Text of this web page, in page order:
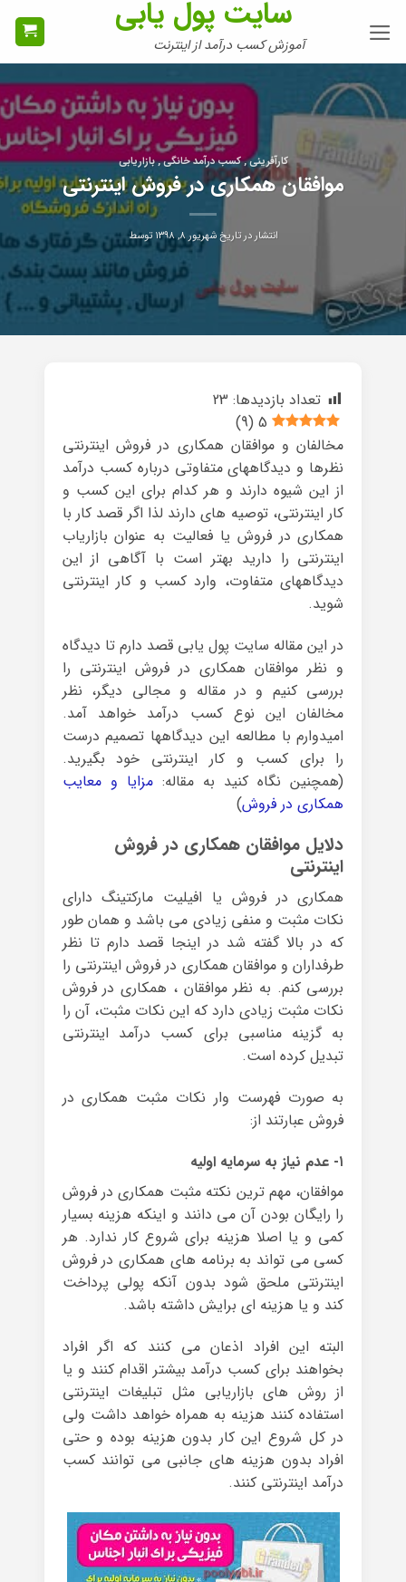
سایت پول یابی
آموزش کسب درآمد از اینترنت
کارآفرینی , کسب درآمد خانگی , بازاریابی
موافقان همکاری در فروش اینترنتی
انتشار در تاریخشهریور ۸, ۱۳۹۸ توسط
تعداد بازدیدها: 23
5
(
9
)
مخالفان و موافقان همکاری در فروش اینترنتی
نظرها و دیدگاههای متفاوتی درباره کسب درآمد
از این شیوه دارند و هر کدام برای این کسب و
کار اینترنتی، توصیه های دارند لذا اگر قصد کار با
همکاری در فروش یا فعالیت به عنوان بازاریاب
اینترنتی را دارید بهتر است با آگاهی از این
دیدگاههای متفاوت، وارد کسب و کار اینترنتی
شوید.
در این مقاله سایت پول یابی قصد دارم تا دیدگاه
و نظر موافقان همکاری در فروش اینترنتی را
بررسی کنیم و در مقاله و مجالی دیگر، نظر
مخالفان این نوع کسب درآمد خواهد آمد.
امیدوارم با مطالعه این دیدگاهها تصمیم درست
را برای کسب و کار اینترنتی خود بگیرید.
(همچنین نگاه کنید به مقاله:مزایا و معایب
همکاری در فروش)
دلایل موافقان همکاری در فروش
اینترنتی
همکاری در فروش یا افیلیت مارکتینگ دارای
نکات مثبت و منفی زیادی می باشد و همان طور
که در بالا گفته شد در اینجا قصد دارم تا نظر
طرفداران و موافقان همکاری در فروش اینترنتی را
بررسی کنم. به نظر موافقان ، همکاری در فروش
نکات مثبت زیادی دارد که این نکات مثبت، آن را
به گزینه مناسبی برای کسب درآمد اینترنتی
تبدیل کرده است.
به صورت فهرست وار نکات مثبت همکاری در
فروش عبارتند از:
۱- عدم نیاز به سرمایه اولیه
موافقان، مهم ترین نکته مثبت همکاری در فروش
را رایگان بودن آن می دانند و اینکه هزینه بسیار
کمی و یا اصلا هزینه برای شروع کار ندارد. هر
کسی می تواند به برنامه های همکاری در فروش
اینترنتی ملحق شود بدون آنکه پولی پرداخت
کند و یا هزینه ای برایش داشته باشد.
البته این افراد اذعان می کنند که اگر افراد
بخواهند برای کسب درآمد بیشتر اقدام کنند و یا
از روش های بازاریابی مثل تبلیغات اینترنتی
استفاده کنند هزینه به همراه خواهد داشت ولی
در کل شروع این کار بدون هزینه بوده و حتی
افراد بدون هزینه های جانبی می توانند کسب
درآمد اینترنتی کنند.